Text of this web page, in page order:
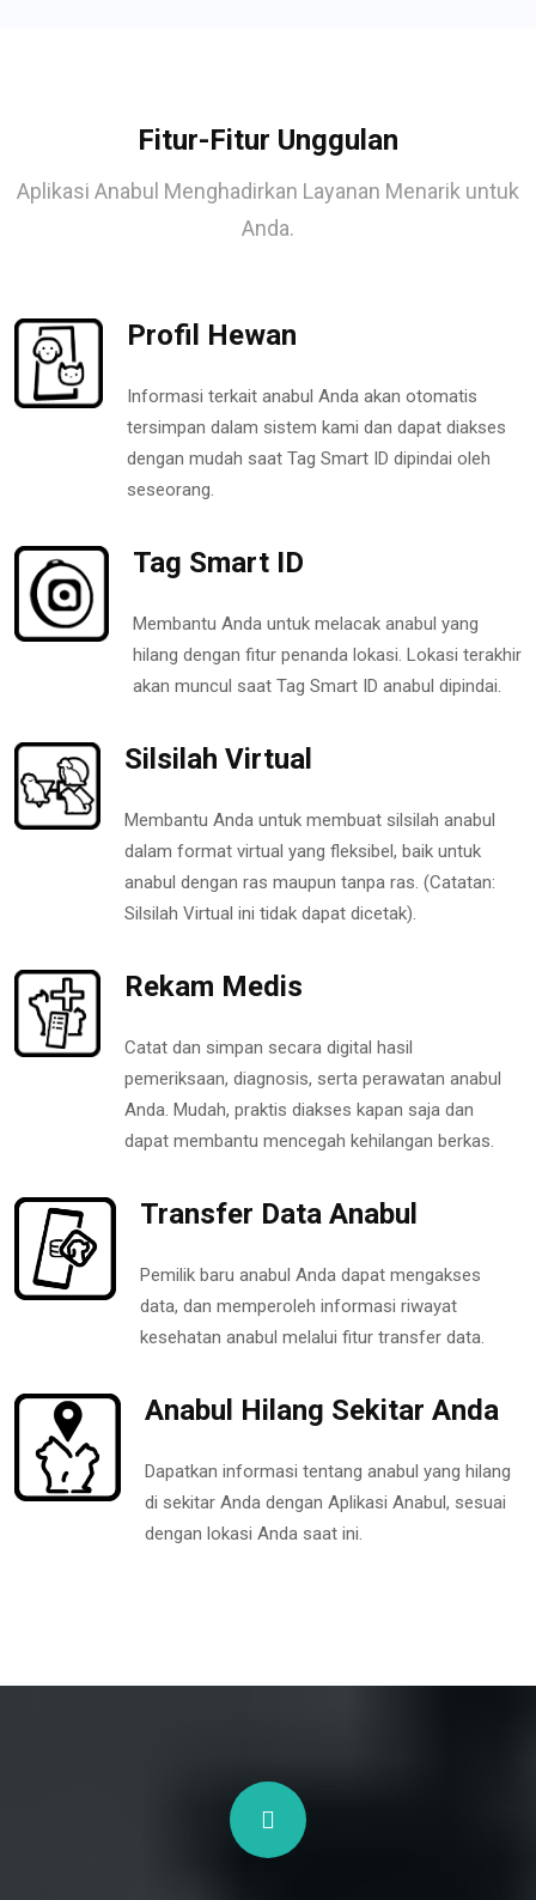
Fitur-Fitur Unggulan
Aplikasi Anabul Menghadirkan Layanan Menarik untuk
Anda.
Profil Hewan
Informasi terkait anabul Anda akan otomatis
tersimpan dalam sistem kami dan dapat diakses
dengan mudah saat Tag Smart ID dipindai oleh
seseorang.
Tag Smart ID
Membantu Anda untuk melacak anabul yang
hilang dengan fitur penanda lokasi. Lokasi terakhir
akan muncul saat Tag Smart ID anabul dipindai.
Silsilah Virtual
Membantu Anda untuk membuat silsilah anabul
dalam format virtual yang fleksibel, baik untuk
anabul dengan ras maupun tanpa ras. (Catatan:
Silsilah Virtual ini tidak dapat dicetak).
Rekam Medis
Catat dan simpan secara digital hasil
pemeriksaan, diagnosis, serta perawatan anabul
Anda. Mudah, praktis diakses kapan saja dan
dapat membantu mencegah kehilangan berkas.
Transfer Data Anabul
Pemilik baru anabul Anda dapat mengakses
data, dan memperoleh informasi riwayat
kesehatan anabul melalui fitur transfer data.
Anabul Hilang Sekitar Anda
Dapatkan informasi tentang anabul yang hilang
di sekitar Anda dengan Aplikasi Anabul, sesuai
dengan lokasi Anda saat ini.